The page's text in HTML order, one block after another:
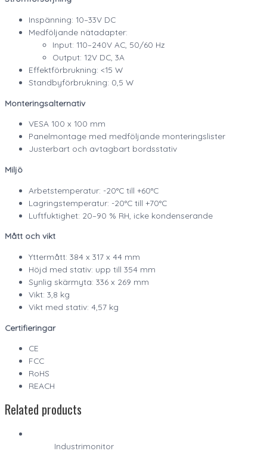
Inspänning: 10–33V DC
Medföljande nätadapter:
Input: 110–240V AC, 50/60 Hz
Output: 12V DC, 3A
Effektförbrukning: <15 W
Standbyförbrukning: 0,5 W
Monteringsalternativ
VESA 100 x 100 mm
Panelmontage med medföljande monteringslister
Justerbart och avtagbart bordsstativ
Miljö
Arbetstemperatur: -20°C till +60°C
Lagringstemperatur: -20°C till +70°C
Luftfuktighet: 20–90 % RH, icke kondenserande
Mått och vikt
Yttermått: 384 x 317 x 44 mm
Höjd med stativ: upp till 354 mm
Synlig skärmyta: 336 x 269 mm
Vikt: 3,8 kg
Vikt med stativ: 4,57 kg
Certifieringar
CE
FCC
RoHS
REACH
Related products
Industrimonitor